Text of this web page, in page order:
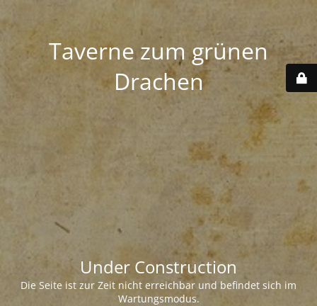
Taverne zum grünen
Drachen
Under Construction
Die Seite ist zur Zeit nicht erreichbar und befindet sich im
Wartungsmodus.